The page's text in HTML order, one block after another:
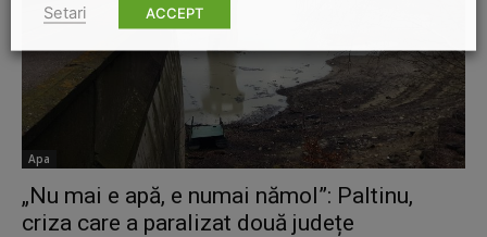
Apa
„Nu mai e apă, e numai nămol”: Paltinu,
criza care a paralizat două județe
Setari ACCEPT